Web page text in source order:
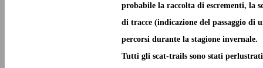
probabile la raccolta di escrementi, la
di tracce (indicazione del passaggio di
percorsi durante la stagione invernale.
Tutti gli scat-trails sono stati